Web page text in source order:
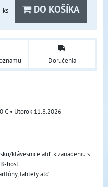
ks DO KOŠÍKA
Doručenia
0 € • Utorok 11.8.2026
klávesnice atď. k zariadeniu s
host
tablety atď.